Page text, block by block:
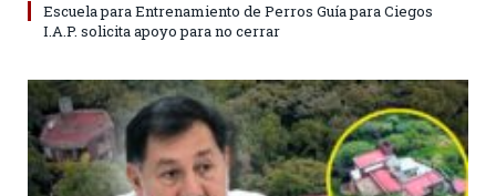
Escuela para Entrenamiento de Perros Guía para Ciegos
I.A.P. solicita apoyo para no cerrar